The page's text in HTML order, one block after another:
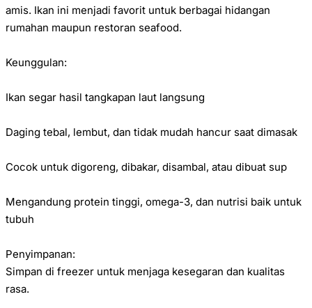
amis. Ikan ini menjadi favorit untuk berbagai hidangan
rumahan maupun restoran seafood.
Keunggulan:
Ikan segar hasil tangkapan laut langsung
Daging tebal, lembut, dan tidak mudah hancur saat dimasak
Cocok untuk digoreng, dibakar, disambal, atau dibuat sup
Mengandung protein tinggi, omega-3, dan nutrisi baik untuk
tubuh
Penyimpanan:
Simpan di freezer untuk menjaga kesegaran dan kualitas
rasa.